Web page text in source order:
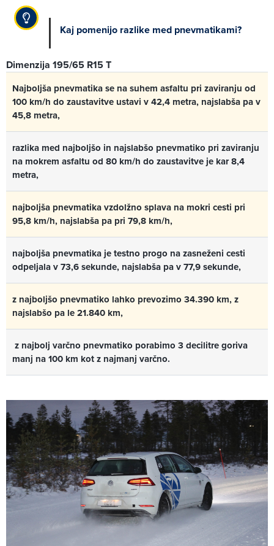
Kaj pomenijo razlike med pnevmatikami?
Dimenzija 195/65 R15 T
Najboljša pnevmatika se na suhem asfaltu pri zaviranju od
100 km/h do zaustavitve ustavi v 42,4 metra, najslabša pa v
45,8 metra,
razlika med najboljšo in najslabšo pnevmatiko pri zaviranju
na mokrem asfaltu od 80 km/h do zaustavitve je kar 8,4
metra,
najboljša pnevmatika vzdolžno splava na mokri cesti pri
95,8 km/h, najslabša pa pri 79,8 km/h,
najboljša pnevmatika je testno progo na zasneženi cesti
odpeljala v 73,6 sekunde, najslabša pa v 77,9 sekunde,
z najboljšo pnevmatiko lahko prevozimo 34.390 km, z
najslabšo pa le 21.840 km,
z najbolj varčno pnevmatiko porabimo 3 decilitre goriva
manj na 100 km kot z najmanj varčno.